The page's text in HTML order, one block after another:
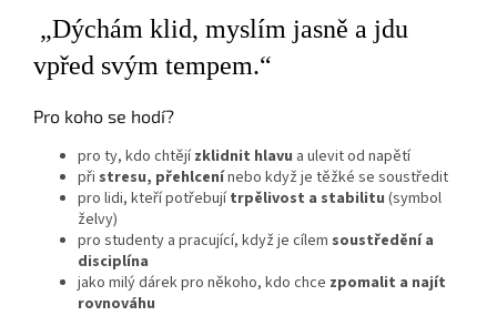
„Dýchám klid, myslím jasně a jdu
vpřed svým tempem.“
Pro koho se hodí?
pro ty, kdo chtějí zklidnit hlavu a ulevit od napětí
při stresu, přehlcenínebo když je těžké se soustředit
pro lidi, kteří potřebují trpělivost a stabilitu (symbol
želvy)
pro studenty a pracující, když je cílem soustředění a
disciplína
jako milý dárek pro někoho, kdo chce zpomalit a najít
rovnováhu